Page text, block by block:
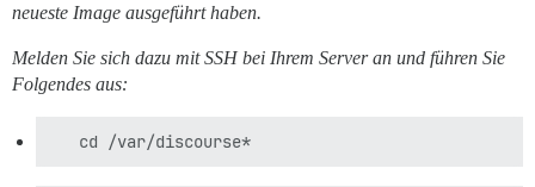
neueste Image ausgeführt haben.
Melden Sie sich dazu mit SSH bei Ihrem Server an und führen Sie
Folgendes aus: